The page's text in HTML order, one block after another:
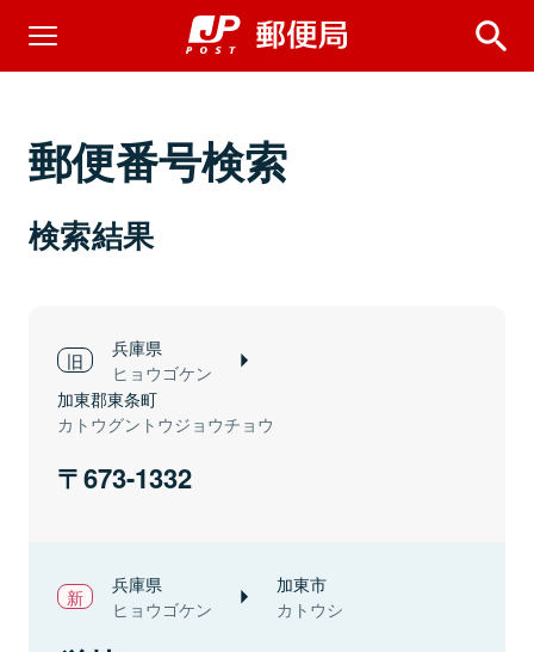
郵便番号検索
検索結果
兵庫県
ヒョウゴケン
加東郡東条町
カトウグントウジョウチョウ
673-1332
兵庫県
ヒョウゴケン
加東市
カトウシ